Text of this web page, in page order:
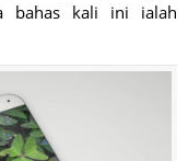
bahas kali ini ialah